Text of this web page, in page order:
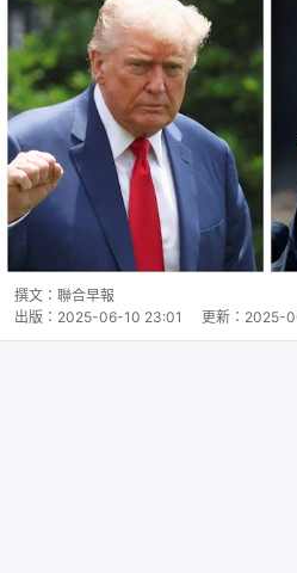
撰文： 聯合早報
出版： 2025-06-10 23:01 更新： 2025-